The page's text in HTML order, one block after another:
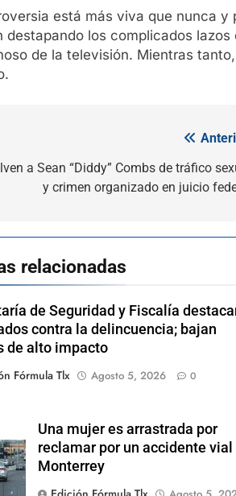
está más viva que nunca y
destapando los complicados
de la televisión. Mientras
a Sean “Diddy” Combs de tráfico
y crimen organizado en juicio
relacionadas
de Seguridad y Fiscalía
contra la delincuencia; bajan
de alto impacto
Fórmula Tlx
Agosto 5, 2026 0
Una mujer es arrastrada por
reclamar por un accidente vial
Monterrey